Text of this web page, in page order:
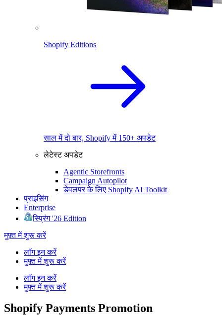
Shopify Editions
साल में दो बार, Shopify में 150+ अपडेट
लेटेस्ट अपडेट
Agentic Storefronts
Campaign Autopilot
डेवलपर के लिए Shopify AI Toolkit
प्राइसिंग
Enterprise
स्प्रिंग '26 Edition
मुफ़्त में शुरू करें
लॉग इन करें
मुफ़्त में शुरू करें
लॉग इन करें
मुफ़्त में शुरू करें
Shopify Payments Promotion